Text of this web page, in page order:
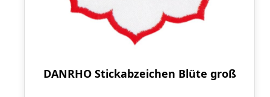
DANRHO Stickabzeichen Blüte groß